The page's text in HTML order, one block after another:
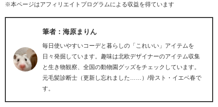
※本ページはアフィリエイトプログラムによる収益を得ています
筆者：海原まりん
毎日使いやすいコーデと暮らしの「これいい」アイテムを
日々発掘しています。趣味は北欧デザイナーのアイテム収集
と生き物観察、全国の動物園グッズをチェックしています。
元毛髪診断士（更新し忘れました……）/骨スト・イエベ春で
す。